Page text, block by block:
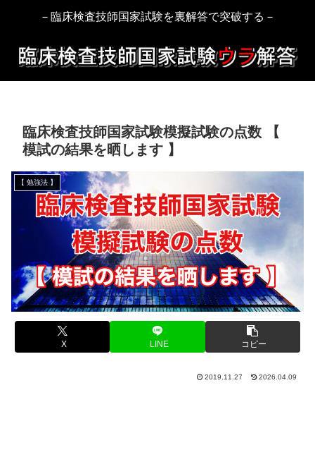
－臨床検査技師国家試験を裏解答で突破する－
臨床検査技師国家試験模擬試験の点数 【
模試の結果を晒します 】
【 勉強法 】
X LINE コピー
2019.11.27 2026.04.09